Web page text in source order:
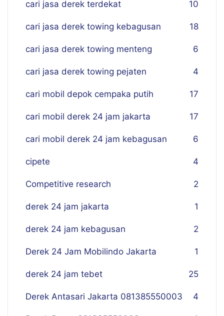
cari jasa derek terdekat 10
cari jasa derek towing kebagusan 18
cari jasa derek towing menteng 6
cari jasa derek towing pejaten 4
cari mobil depok cempaka putih 17
cari mobil derek 24 jam jakarta 17
cari mobil derek 24 jam kebagusan 6
cipete 4
Competitive research 2
derek 24 jam jakarta 1
derek 24 jam kebagusan 2
Derek 24 Jam Mobilindo Jakarta 1
derek 24 jam tebet 25
Derek Antasari Jakarta 081385550003 4